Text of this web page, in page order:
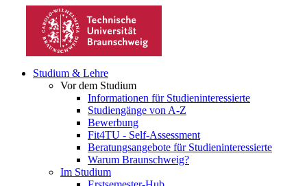
Studium & Lehre
Vor dem Studium
Informationen für Studieninteressierte
Studiengänge von A-Z
Bewerbung
Fit4TU - Self-Assessment
Beratungsangebote für Studieninteressierte
Warum Braunschweig?
Im Studium